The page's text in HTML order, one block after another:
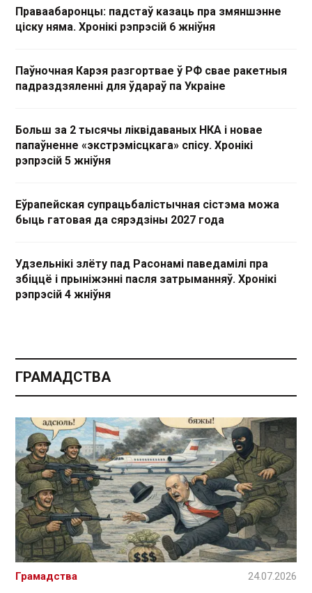
Праваабаронцы: падстаў казаць пра змяншэнне
ціску няма. Хронікі рэпрэсій 6 жніўня
Паўночная Карэя разгортвае ў РФ свае ракетныя
падраздзяленні для ўдараў па Украіне
Больш за 2 тысячы ліквідаваных НКА і новае
папаўненне «экстрэмісцкага» спісу. Хронікі
рэпрэсій 5 жніўня
Еўрапейская супрацьбалістычная сістэма можа
быць гатовая да сярэдзіны 2027 года
Удзельнікі злёту пад Расонамі паведамілі пра
збіццё і прыніжэнні пасля затрыманняў. Хронікі
рэпрэсій 4 жніўня
ГРАМАДСТВА
Грамадства 24.07.2026